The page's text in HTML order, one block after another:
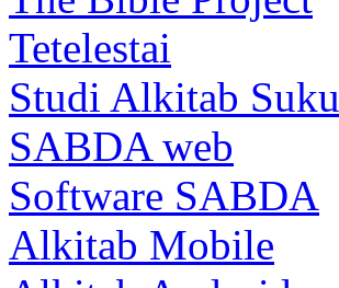
Tetelestai
Studi Alkitab Suku
SABDA web
Software SABDA
Alkitab Mobile